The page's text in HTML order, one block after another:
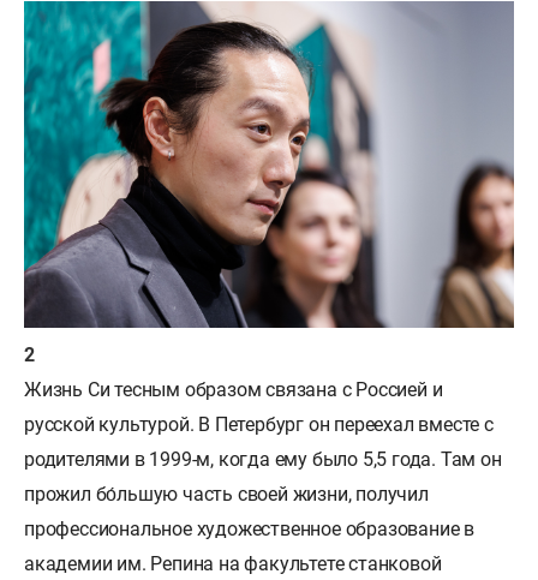
Жизнь Си тесным образом связана с Россией и
русской культурой. В Петербург он переехал вместе с
родителями в 1999-м, когда ему было 5,5 года. Там он
прожил бо́льшую часть своей жизни, получил
профессиональное художественное образование в
академии им. Репина на факультете станковой